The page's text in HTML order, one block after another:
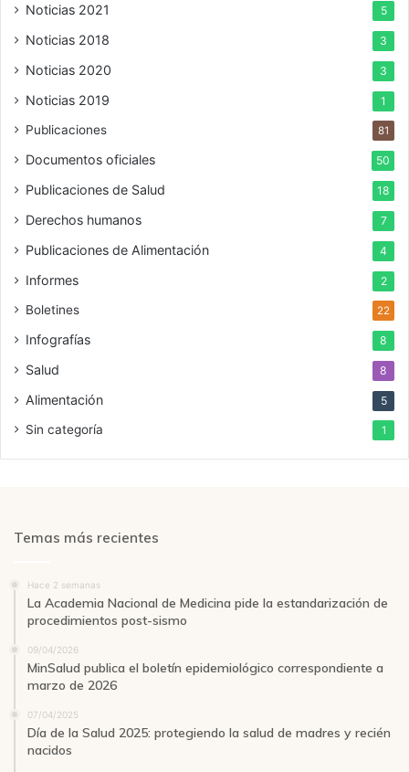
Noticias 2021 5
Noticias 2018 3
Noticias 2020 3
Noticias 2019 1
Publicaciones 81
Documentos oficiales 50
Publicaciones de Salud 18
Derechos humanos 7
Publicaciones de Alimentación 4
Informes 2
Boletines 22
Infografías 8
Salud 8
Alimentación 5
Sin categoría 1
Temas más recientes
Hace 2 semanas
La Academia Nacional de Medicina pide la estandarización de
procedimientos post-sismo
09/04/2026
MinSalud publica el boletín epidemiológico correspondiente a
marzo de 2026
07/04/2025
Día de la Salud 2025: protegiendo la salud de madres y recién
nacidos